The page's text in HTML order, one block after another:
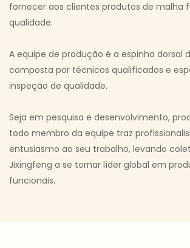
fornecer aos clientes produtos de malha
qualidade.
A equipe de produção é a espinha dorsal
composta por técnicos qualificados e
inspeção de qualidade.
Seja em pesquisa e desenvolvimento,
todo membro da equipe traz
entusiasmo ao seu trabalho, levando
Jixingfeng a se tornar líder global em
funcionais.